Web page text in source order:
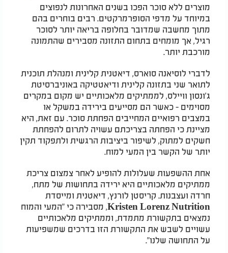
מוצרים ללא סוכר הפכו בשנים האחרונות לנפוצים
במיוחד על מדפי הסופרמרקטים. רבים בוחרים בהם
מתוך מחשבה שמדובר בחלופה בריאה יותר לסוכר
רגיל, אך מומחים בתחום התזונה מסבירים שהתמונה
מורכבת יותר.
לדברי לוסיאנה סוארס, דיאטנית קלינית ומנהלת תוכנית
לתואר שני בתזונה קלינית ודיאטטיקה באוניברסיטת
ג'ונסון וויילס, לממתיקים מלאכותיים יש מקום במקרים
מסוימים - כאשר הם מסייעים בירידה במשקל או
במצבים רפואיים המחייבים הפחתת סוכר. עם זאת, היא
מציינת כי הפחתה בצריכתם עשויה לתרום להפחתת
חשקים למתוק, לשיפור ביציבות הרגשית ולתפקוד תקין
יותר של הקשר בין המעי למוח.
אחת ההשפעות שעלולות להופיע לאחר צמצום צריכת
ממתיקים מלאכותיים היא ירידה בתחושות של מתח,
חרדה ועצבנות. קריסטן לורנץ, דיאטנית ומייסדת
Kristen Lorenz Nutrition, מסבירה כי "המעי והמוח
נמצאים בתקשורת מתמדת, וממתיקים מלאכותיים
עשויים לשבש את התקשורת הזו בדרכים שמשפיעות
על התחושה שלנו".